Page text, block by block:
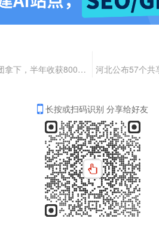
米友25元注册的域名被蚂蚁集团拿下，半年收获800倍利润
长按或扫码识别 分享给好友